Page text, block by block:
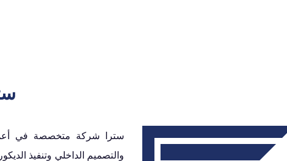
سترا شركة متخصصة في أعمال
والتصميم الداخلي وتنفيذ